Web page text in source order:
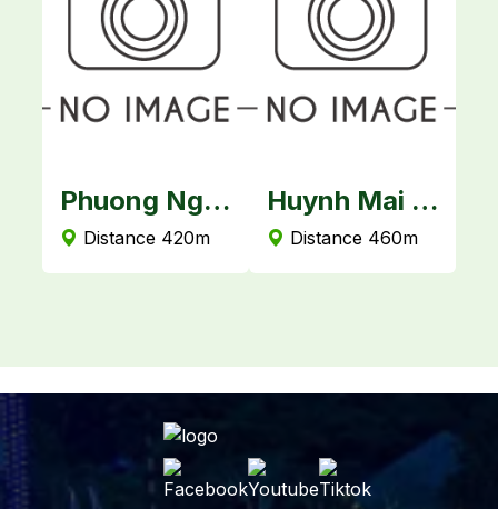
Phuong Nga Hotel
Distance 420m
Huynh Mai Hotel
Distance 460m